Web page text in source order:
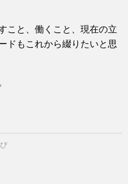
こと、働くこと、現在の立
ドもこれから綴りたいと思